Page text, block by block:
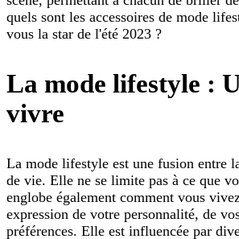
quels sont les accessoires de mode
vous la star de l'été 2023 ?
La mode lifestyle :
vivre
La mode lifestyle est une fusion entre
de vie. Elle ne se limite pas à ce que
englobe également comment vous
expression de votre personnalité, de
préférences. Elle est influencée par